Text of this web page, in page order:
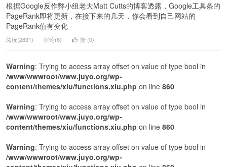
根据Google反作弊小组老大Matt Cutts的博客透露，Google工具条的
PageRank即将更新，在接下来的几天，你会看到自己网站的
PageRank值有变化
阅读(2831) 评论(6) 赞 (0)
Warning: Trying to access array offset on value of type bool in
/www/wwwroot/www.juyo.org/wp-
content/themes/xiu/functions.xiu.php on line 860
Warning: Trying to access array offset on value of type bool in
/www/wwwroot/www.juyo.org/wp-
content/themes/xiu/functions.xiu.php on line 860
Warning: Trying to access array offset on value of type bool in
/www/wwwroot/www.juyo.org/wp-